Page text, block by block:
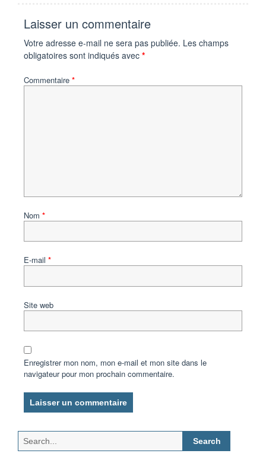
Laisser un commentaire
Votre adresse e-mail ne sera pas publiée. Les champs
obligatoires sont indiqués avec *
Commentaire *
Nom *
E-mail *
Site web
Enregistrer mon nom, mon e-mail et mon site dans le
navigateur pour mon prochain commentaire.
Search
for: